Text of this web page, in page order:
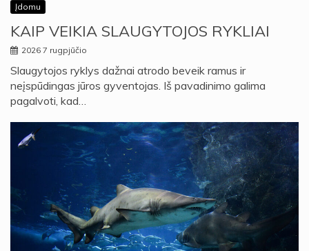
Įdomu
KAIP VEIKIA SLAUGYTOJOS RYKLIAI
2026 7 rugpjūčio
Slaugytojos ryklys dažnai atrodo beveik ramus ir
neįspūdingas jūros gyventojas. Iš pavadinimo galima
pagalvoti, kad…